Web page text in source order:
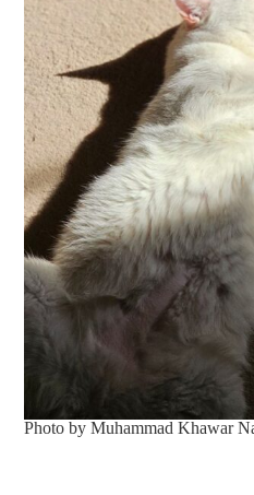
Photo by Muhammad Khawar